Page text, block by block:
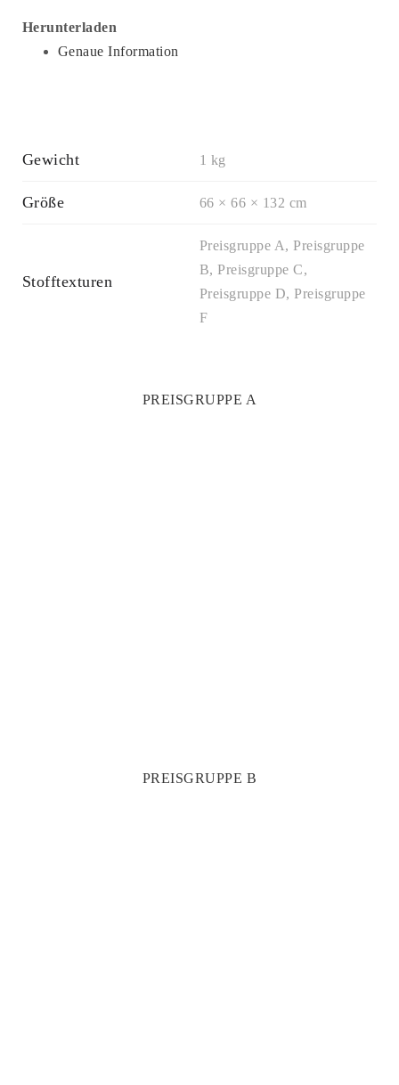
Herunterladen
Genaue Information
Gewicht 1 kg
Größe 66 × 66 × 132 cm
Stofftexturen
Preisgruppe A, Preisgruppe
B, Preisgruppe C,
Preisgruppe D, Preisgruppe
F
PREISGRUPPE A
PREISGRUPPE B